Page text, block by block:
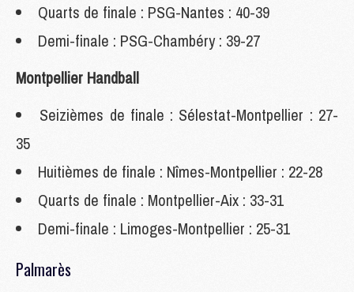
Quarts de finale : PSG-Nantes : 40-39
Demi-finale : PSG-Chambéry : 39-27
Montpellier Handball
Seizièmes de finale : Sélestat-Montpellier : 27-
35
Huitièmes de finale : Nîmes-Montpellier : 22-28
Quarts de finale : Montpellier-Aix : 33-31
Demi-finale : Limoges-Montpellier : 25-31
Palmarès